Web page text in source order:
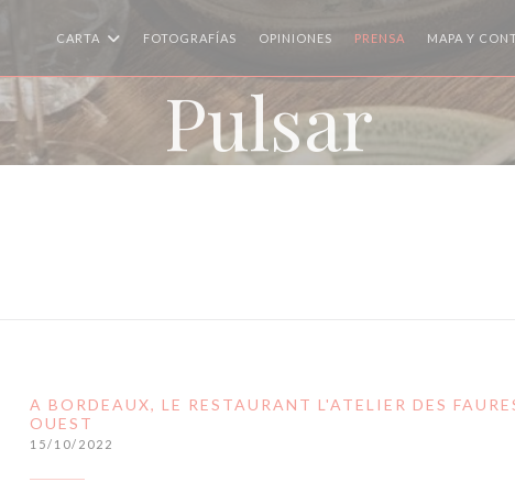
CARTA FOTOGRAFÍAS OPINIONES PRENSA MAPA Y
Pulsar
A BORDEAUX, LE RESTAURANT L'ATELIER DES
OUEST
15/10/2022